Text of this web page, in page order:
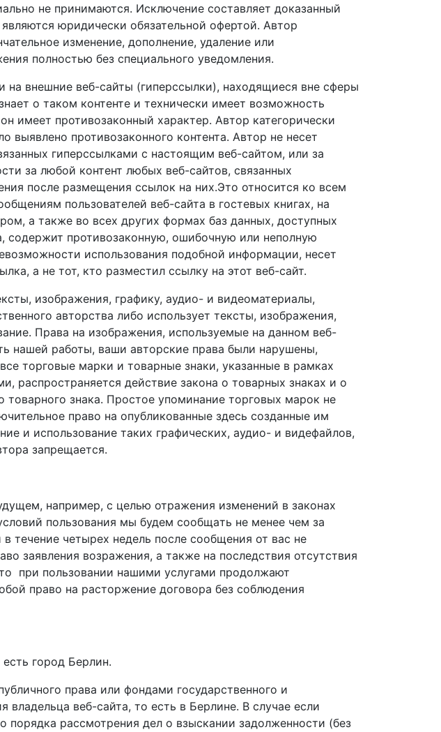
не принимаются. Исключение составляет доказанный
юридически обязательной офертой. Автор
изменение, дополнение, удаление или
полностью без специального уведомления.
внешние веб-сайты (гиперссылки), находящиеся вне сферы
о таком контенте и технически имеет возможность
имеет противозаконный характер. Автор категорически
противозаконного контента. Автор не несет
гиперссылками с настоящим веб-сайтом, или за
за любой контент любых веб-сайтов, связанных
после размещения ссылок на них.Это относится ко всем
пользователей веб-сайта в гостевых книгах, на
а также во всех других формах баз данных, доступных
содержит противозаконную, ошибочную или неполную
использования подобной информации, несет
а не тот, кто разместил ссылку на этот веб-сайт.
изображения, графику, аудио- и видеоматериалы,
авторства либо использует тексты, изображения,
Права на изображения, используемые на данном веб-
нашей работы, ваши авторские права были нарушены,
торговые марки и товарные знаки, указанные в рамках
распространяется действие закона о товарных знаках и о
товарного знака. Простое упоминание торговых марок не
право на опубликованные здесь созданные им
и использование таких графических, аудио- и видефайлов,
запрещается.
например, с целью отражения изменений в законах
пользования мы будем сообщать не менее чем за
течение четырех недель после сообщения от вас не
заявления возражения, а также на последствия отсутствия
при пользовании нашими услугами продолжают
право на расторжение договора без соблюдения
город Берлин.
права или фондами государственного и
владельца веб-сайта, то есть в Берлине. В случае если
порядка рассмотрения дел о взыскании задолженности (без